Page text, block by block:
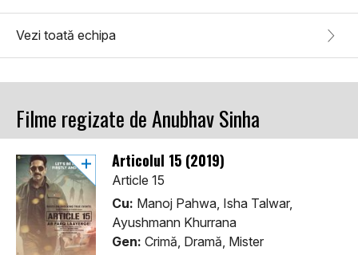
Vezi toată echipa
Filme regizate de Anubhav Sinha
Articolul 15 (2019)
Article 15
Cu: Manoj Pahwa, Isha Talwar,
Ayushmann Khurrana
Gen: Crimă, Dramă, Mister